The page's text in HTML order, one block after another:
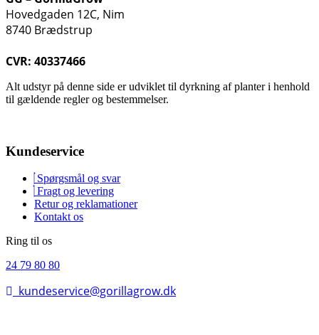
Hovedgaden 12C, Nim
8740 Brædstrup
CVR: 40337466
Alt udstyr på denne side er udviklet til dyrkning af planter i henhold
til gældende regler og bestemmelser.
Kundeservice
Spørgsmål og svar
Fragt og levering
Retur og reklamationer
Kontakt os
Ring til os
24 79 80 80
kundeservice@gorillagrow.dk